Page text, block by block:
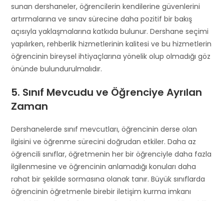
sunan dershaneler, öğrencilerin kendilerine güvenlerini
artırmalarına ve sınav sürecine daha pozitif bir bakış
açısıyla yaklaşmalarına katkıda bulunur. Dershane seçimi
yapılırken, rehberlik hizmetlerinin kalitesi ve bu hizmetlerin
öğrencinin bireysel ihtiyaçlarına yönelik olup olmadığı göz
önünde bulundurulmalıdır.
5. Sınıf Mevcudu ve Öğrenciye Ayrılan
Zaman
Dershanelerde sınıf mevcutları, öğrencinin derse olan
ilgisini ve öğrenme sürecini doğrudan etkiler. Daha az
öğrencili sınıflar, öğretmenin her bir öğrenciyle daha fazla
ilgilenmesine ve öğrencinin anlamadığı konuları daha
rahat bir şekilde sormasına olanak tanır. Büyük sınıflarda
öğrencinin öğretmenle birebir iletişim kurma imkanı